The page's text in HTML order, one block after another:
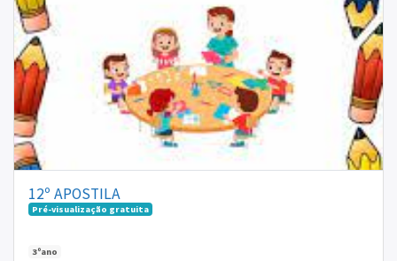
12º APOSTILA
Pré-visualização gratuita
3ºano